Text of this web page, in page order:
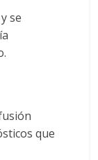
se
que